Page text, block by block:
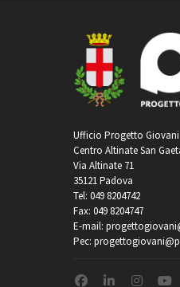
Ufficio Progetto Giovani
Centro Altinate San
Via Altinate 71
35121 Padova
Tel: 049 8204742
Fax: 049 8204747
E-mail:
Pec: